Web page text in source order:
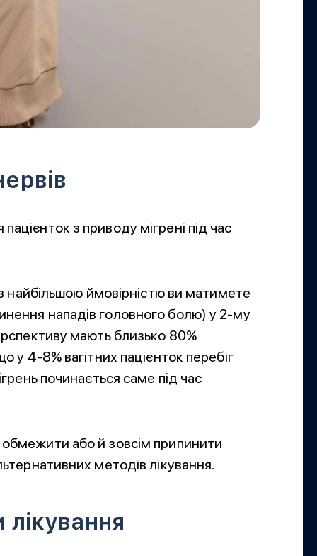
з приводу мігрені під час
найбільшою ймовірністю ви матимете
нападів головного болю) у 2-му
мають близько 80%
у 4-8% вагітних пацієнток перебіг
починається саме під час
або й зовсім припинити
методів лікування.